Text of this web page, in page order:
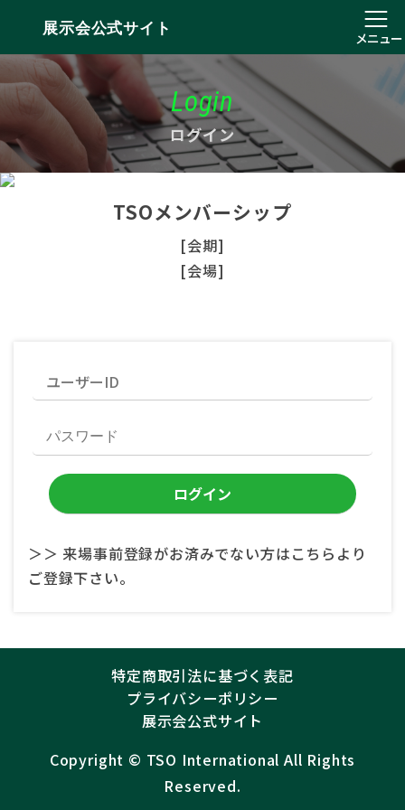
展示会公式サイト
メニュー
Login
ログイン
TSOメンバーシップ
[会期]
[会場]
＞＞ 来場事前登録がお済みでない方はこちらより
ご登録下さい。
特定商取引法に基づく表記
プライバシーポリシー
展示会公式サイト
Copyright ©︎ TSO International All Rights
Reserved.